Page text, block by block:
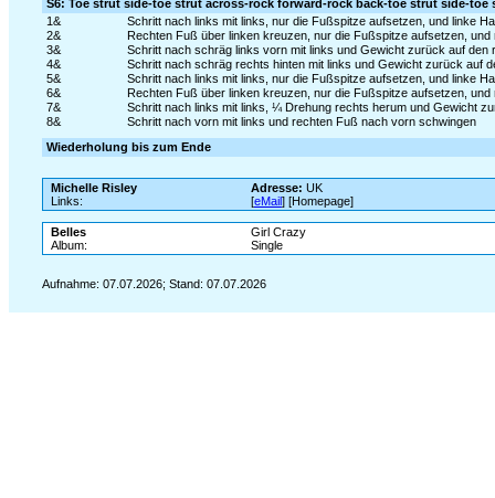
S6: Toe strut side-toe strut across-rock forward-rock back-toe strut side-
1&
Schritt nach links mit links, nur die Fußspitze aufsetzen, und linke
2&
Rechten Fuß über linken kreuzen, nur die Fußspitze aufsetzen,
3&
Schritt nach schräg links vorn mit links und Gewicht zurück auf den
4&
Schritt nach schräg rechts hinten mit links und Gewicht zurück auf
5&
Schritt nach links mit links, nur die Fußspitze aufsetzen, und linke
6&
Rechten Fuß über linken kreuzen, nur die Fußspitze aufsetzen,
7&
Schritt nach links mit links, ¼ Drehung rechts herum und Gewicht
8&
Schritt nach vorn mit links und rechten Fuß nach vorn schwingen
Wiederholung bis zum Ende
Michelle Risley Adresse: UK
Links:
[eMail] [Homepage]
Belles
Girl Crazy
Album:
Single
Aufnahme: 07.07.2026; Stand: 07.07.2026